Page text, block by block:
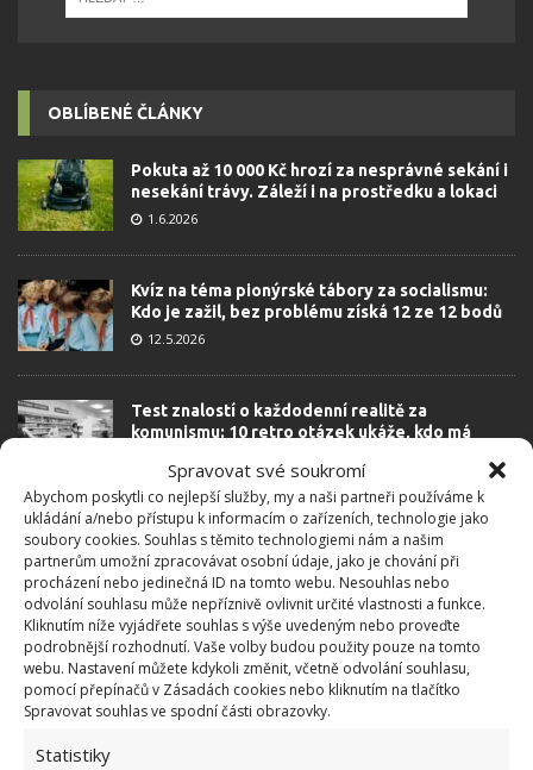
Spravovat své soukromí
Abychom poskytli co nejlepší služby, my a naši partneři používáme k
ukládání a/nebo přístupu k informacím o zařízeních, technologie jako
soubory cookies. Souhlas s těmito technologiemi nám a našim
partnerům umožní zpracovávat osobní údaje, jako je chování při
procházení nebo jedinečná ID na tomto webu. Nesouhlas nebo
odvolání souhlasu může nepříznivě ovlivnit určité vlastnosti a funkce.
Kliknutím níže vyjádřete souhlas s výše uvedeným nebo proveďte
podrobnější rozhodnutí. Vaše volby budou použity pouze na tomto
webu. Nastavení můžete kdykoli změnit, včetně odvolání souhlasu,
pomocí přepínačů v Zásadách cookies nebo kliknutím na tlačítko
Spravovat souhlas ve spodní části obrazovky.
Statistiky
OBLÍBENÉ ČLÁNKY
Pokuta až 10 000 Kč hrozí za nesprávné sekání i
nesekání trávy. Záleží i na prostředku a lokaci
1.6.2026
Kvíz na téma pionýrské tábory za socialismu:
Kdo je zažil, bez problému získá 12 ze 12 bodů
12.5.2026
Test znalostí o každodenní realitě za
komunismu: 10 retro otázek ukáže, kdo má
23.6.2026
Retro kvíz o oblíbených autech v dobách
socialismu: Tehdejší řidiči musí získat 10 z 10
bodů
6.5.2026